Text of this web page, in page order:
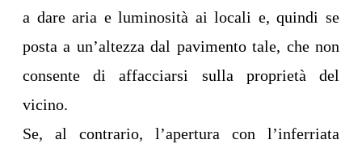
a dare aria e luminosità ai locali e, quindi se
posta a un’altezza dal pavimento tale, che non
consente di affacciarsi sulla proprietà del
vicino.
Se, al contrario, l’apertura con l’inferriata